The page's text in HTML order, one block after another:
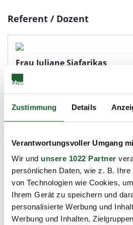
Zustimmung Details
Verantwortungsvoller Umgang
Wir und unsere 1022 Partner
persönlichen Daten, wie z. B.
von Technologien wie Cookies,
Ihrem Gerät zu speichern und
personalisierte Werbung und
Werbung und Inhalten,
Referent / Dozent
Frau Juliane Siafarikas
zum Profil
Ihre Ansprechpartnerin
Jacqueline Lebe
Geschäftsbereichsleiterin
030/31005-130
030/31005-120